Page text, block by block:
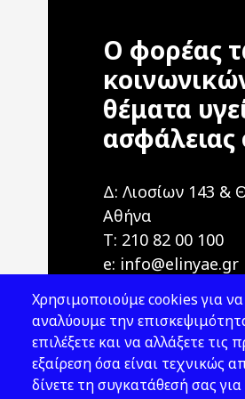
Ο φορέας
θέματα
ασφάλειας
Δ: Λιοσίων 143 &
Αθήνα
T: 210 82 00 100
e: info@elinyae.gr
Χρησιμοποιούμε cookies για
αναλύουμε την
επιλέξετε και να αλλάξετε
εξαίρεση όσα είναι τεχνικώς
δίνετε τη συγκατάθεσή σας